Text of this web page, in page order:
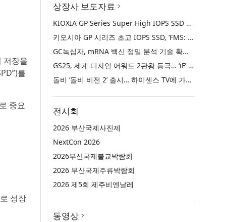
저장을
를
중요
성장
상장사 보도자료
KIOXIA GP Series Super High IOPS SSD Named ‘Best of Show’ at FMS: the Future of Memory and Storage 2026
키오시아 GP 시리즈 초고 IOPS SSD, ‘FMS: 메모리 및 스토리지의 미래 2026’에서 ‘베스트 오브 쇼’ 수상
GC녹십자, mRNA 백신 정밀 분석 기술 확보… 국제 학술지 논문 게재
GS25, 세계 디자인 어워드 2관왕 등극… ‘iF’ 이어 ‘레드닷’ 디자인 어워드 수상
돌비 ‘돌비 비전 2’ 출시… 하이센스 TV에 가장 뛰어난 화질 경험 제공
전시회
2026 부산국제사진제
NextCon 2026
2026부산국제불교박람회
2026 부산국제주류박람회
2026 제5회 제주비엔날레
동영상